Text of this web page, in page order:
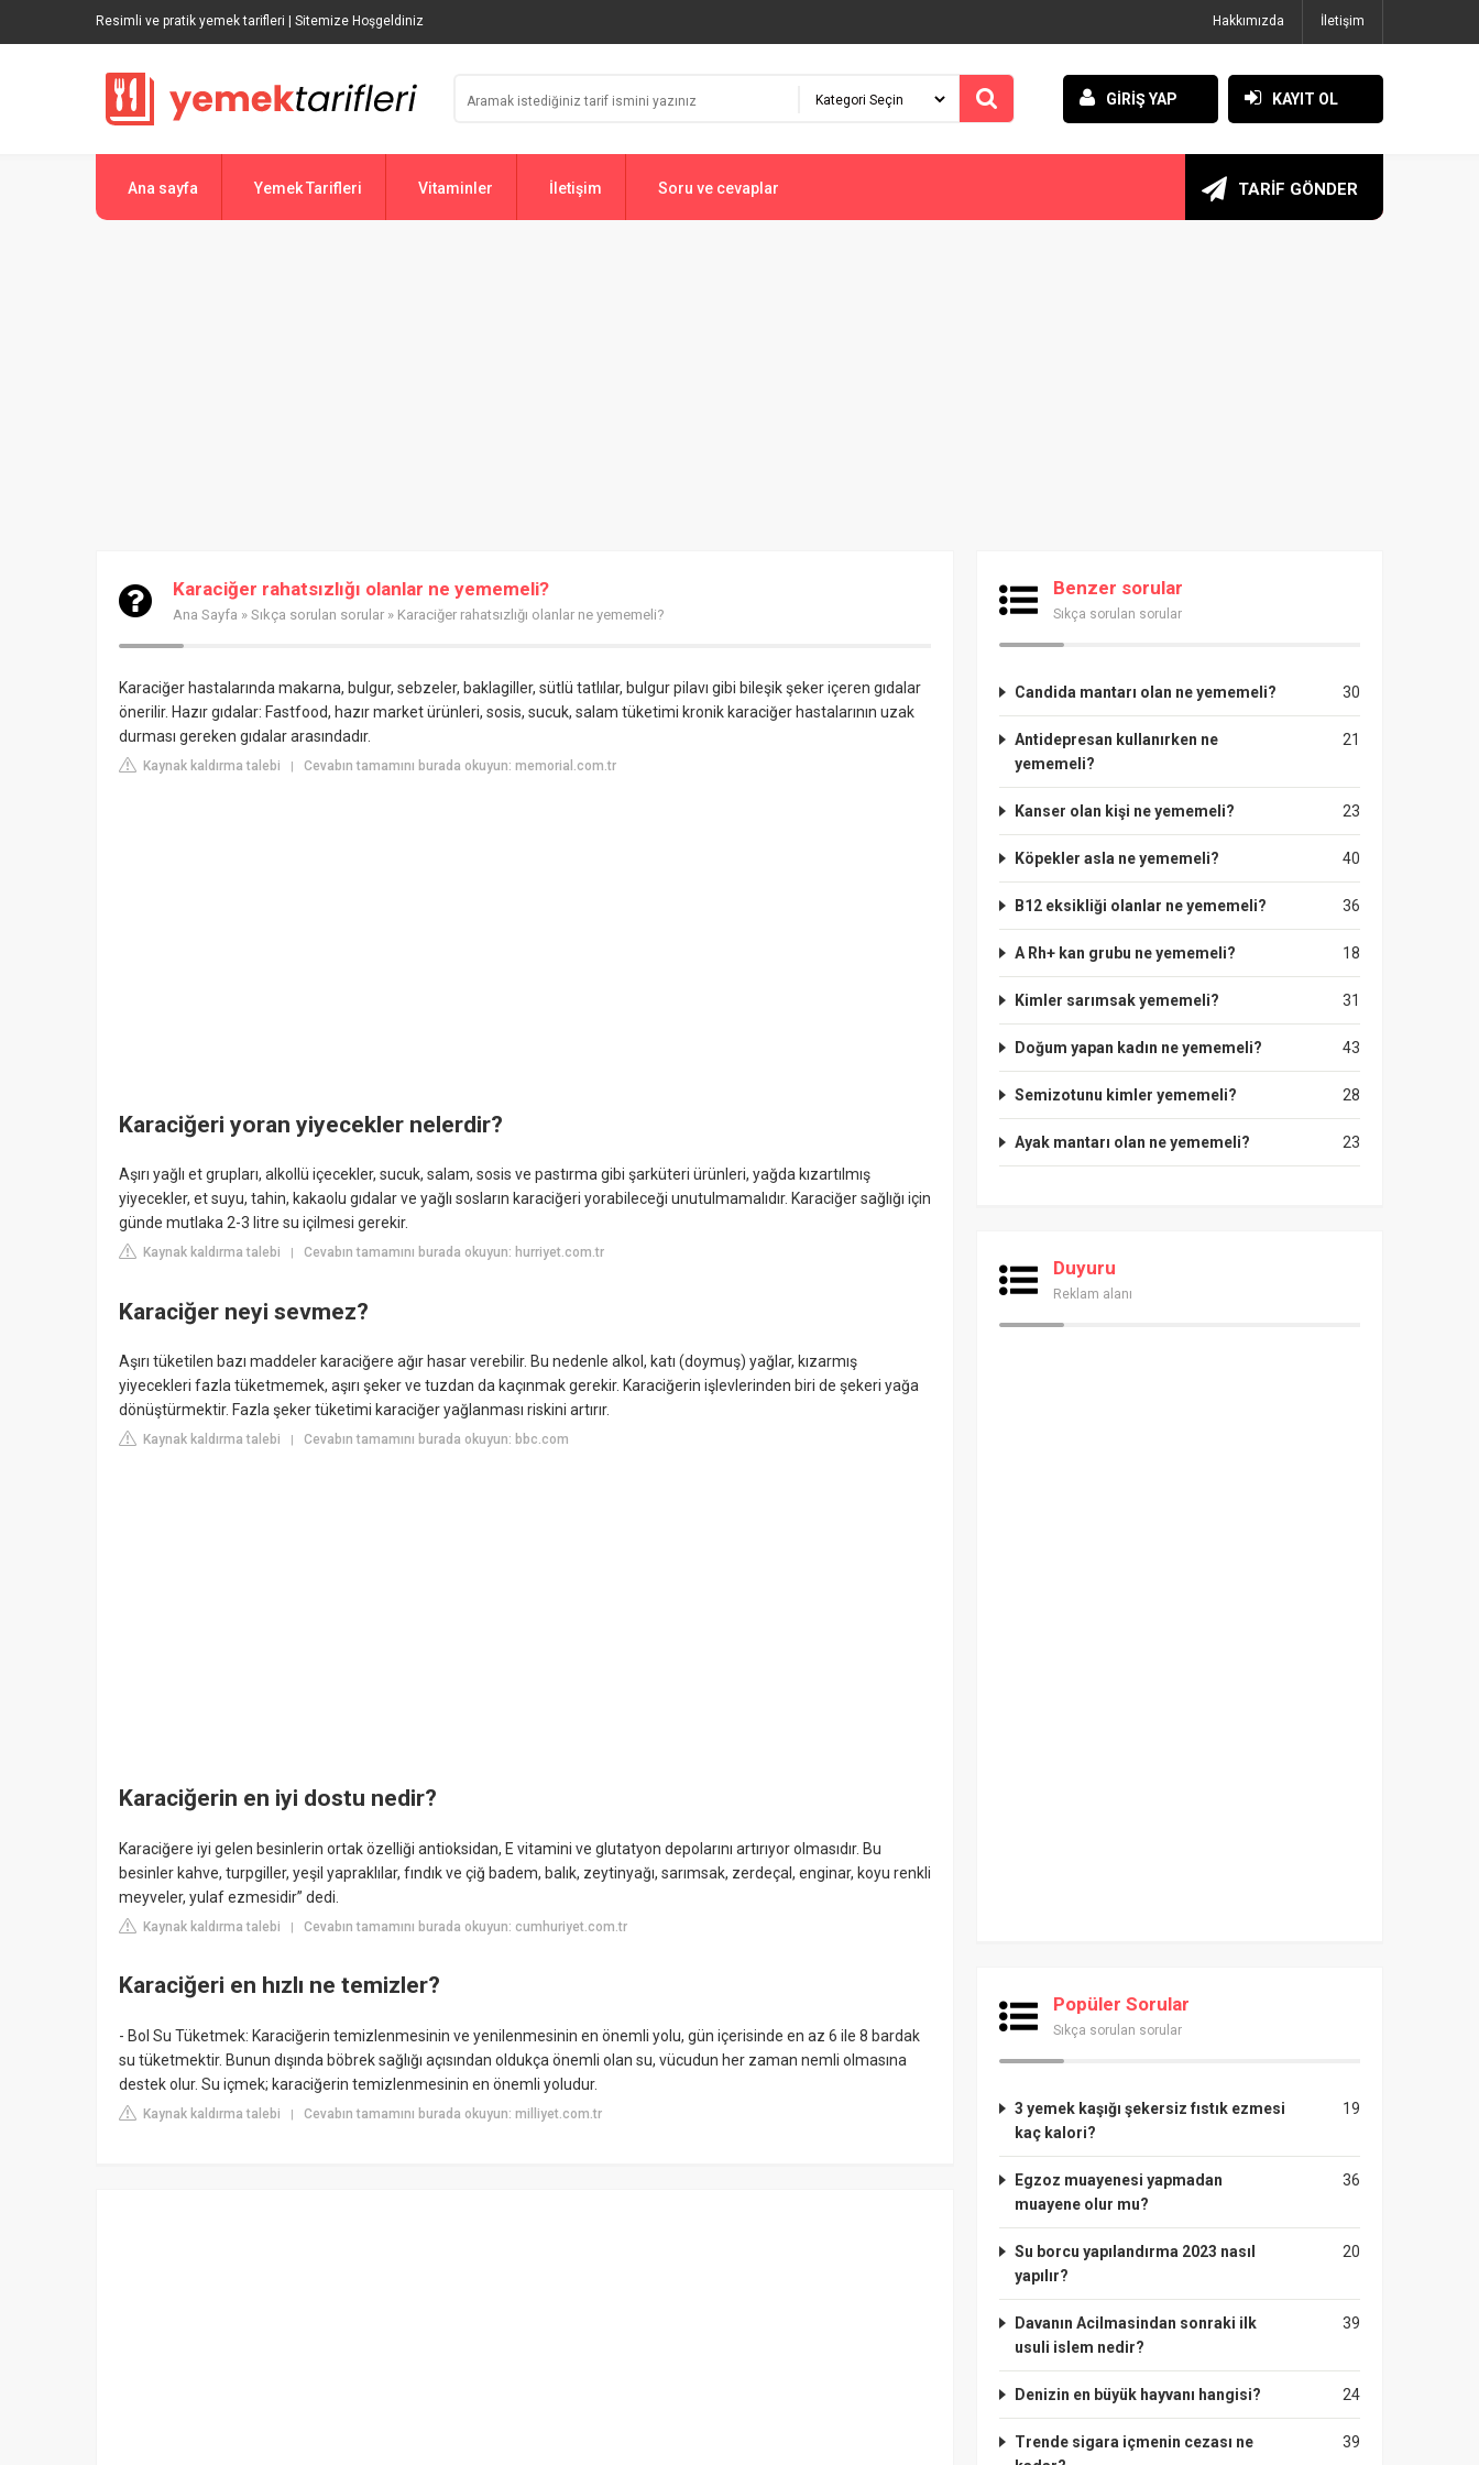
Resimli ve pratik yemek tarifleri | Sitemize Hoşgeldiniz Hakkımızda İletişim
GİRİŞ YAP KAYIT OL
Ana sayfa Yemek Tarifleri Vitaminler İletişim Soru ve cevaplar TARİF GÖNDER
Karaciğer rahatsızlığı olanlar ne yememeli?
Ana Sayfa » Sıkça sorulan sorular » Karaciğer rahatsızlığı olanlar ne yememeli?
Karaciğer hastalarında makarna, bulgur, sebzeler, baklagiller, sütlü tatlılar, bulgur pilavı gibi bileşik şeker içeren gıdalar
önerilir. Hazır gıdalar: Fastfood, hazır market ürünleri, sosis, sucuk, salam tüketimi kronik karaciğer hastalarının uzak
durması gereken gıdalar arasındadır.
Kaynak kaldırma talebi | Cevabın tamamını burada okuyun: memorial.com.tr
Karaciğeri yoran yiyecekler nelerdir?
Aşırı yağlı et grupları, alkollü içecekler, sucuk, salam, sosis ve pastırma gibi şarküteri ürünleri, yağda kızartılmış
yiyecekler, et suyu, tahin, kakaolu gıdalar ve yağlı sosların karaciğeri yorabileceği unutulmamalıdır. Karaciğer sağlığı için
günde mutlaka 2-3 litre su içilmesi gerekir.
Kaynak kaldırma talebi Cevabın tamamını burada okuyun: hurriyet.com.tr
Karaciğer neyi sevmez?
Aşırı tüketilen bazı maddeler karaciğere ağır hasar verebilir. Bu nedenle alkol, katı (doymuş) yağlar, kızarmış
yiyecekleri fazla tüketmemek, aşırı şeker ve tuzdan da kaçınmak gerekir. Karaciğerin işlevlerinden biri de şekeri yağa
dönüştürmektir. Fazla şeker tüketimi karaciğer yağlanması riskini artırır.
Kaynak kaldırma talebi Cevabın tamamını burada okuyun: bbc.com
Karaciğerin en iyi dostu nedir?
Karaciğere iyi gelen besinlerin ortak özelliği antioksidan, E vitamini ve glutatyon depolarını artırıyor olmasıdır. Bu
besinler kahve, turpgiller, yeşil yapraklılar, fındık ve çiğ badem, balık, zeytinyağı, sarımsak, zerdeçal, enginar, koyu renkli
meyveler, yulaf ezmesidir” dedi.
Kaynak kaldırma talebi | Cevabın tamamını burada okuyun: cumhuriyet.com.tr
Karaciğeri en hızlı ne temizler?
- Bol Su Tüketmek: Karaciğerin temizlenmesinin ve yenilenmesinin en önemli yolu, gün içerisinde en az 6 ile 8 bardak
su tüketmektir. Bunun dışında böbrek sağlığı açısından oldukça önemli olan su, vücudun her zaman nemli olmasına
destek olur. Su içmek; karaciğerin temizlenmesinin en önemli yoludur.
Kaynak kaldırma talebi | Cevabın tamamını burada okuyun: milliyet.com.tr
Benzer sorular
Sıkça sorulan sorular
30
Candida mantarı olan ne yememeli?
21
Antidepresan kullanırken ne
yememeli?
23
Kanser olan kişi ne yememeli?
40
Köpekler asla ne yememeli?
36
B12 eksikliği olanlar ne yememeli?
18
A Rh+ kan grubu ne yememeli?
31
Kimler sarımsak yememeli?
43
Doğum yapan kadın ne yememeli?
28
Semizotunu kimler yememeli?
23
Ayak mantarı olan ne yememeli?
Duyuru
Reklam alanı
Popüler Sorular
Sıkça sorulan sorular
19
3 yemek kaşığı şekersiz fıstık ezmesi
kaç kalori?
36
Egzoz muayenesi yapmadan
muayene olur mu?
20
Su borcu yapılandırma 2023 nasıl
yapılır?
39
Davanın Acilmasindan sonraki ilk
usuli islem nedir?
24
Denizin en büyük hayvanı hangisi?
39
Trende sigara içmenin cezası ne